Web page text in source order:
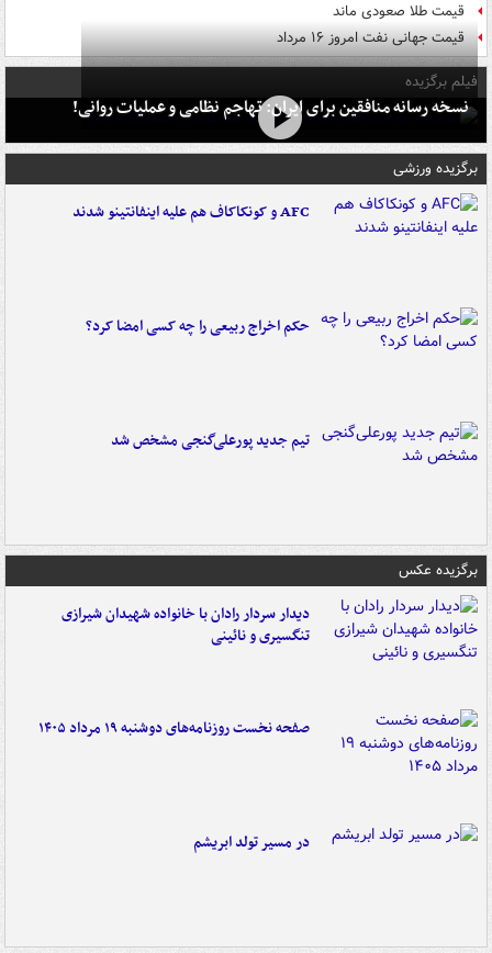
قیمت طلا صعودی ماند
قیمت جهانی نفت امروز ۱۶ مرداد
فیلم برگزیده
نسخه رسانه منافقین برای ایران: تهاجم نظامی و عملیات روانی!
برگزیده ورزشی
AFC و کونکاکاف هم علیه اینفانتینو شدند
حکم اخراج ربیعی را چه کسی امضا کرد؟
تیم جدید پورعلی‌گنجی مشخص شد
برگزیده عکس
دیدار سردار رادان با خانواده‌ شهیدان شیرازی
تنگسیری و نائینی
صفحه نخست روزنامه‌های دوشنبه ۱۹ مرداد ۱۴۰۵
در مسیر تولد ابریشم